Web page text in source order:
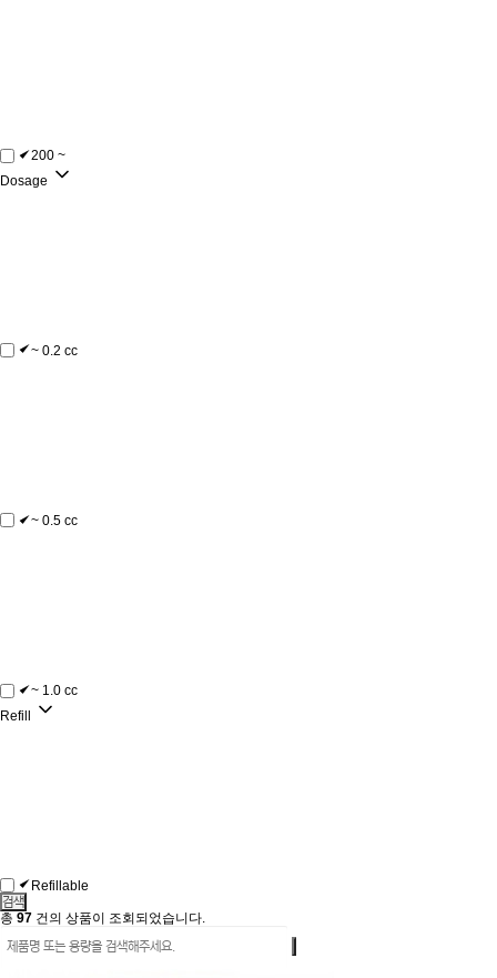
200 ~
Dosage
~ 0.2 cc
~ 0.5 cc
~ 1.0 cc
Refill
Refillable
총 97 건의 상품이 조회되었습니다.